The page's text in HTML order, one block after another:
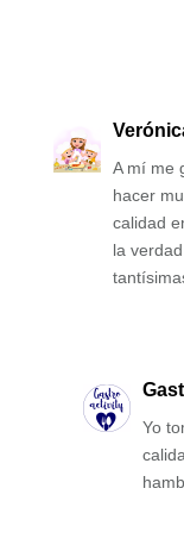
A mí me
hacer
calidad
la
Yo